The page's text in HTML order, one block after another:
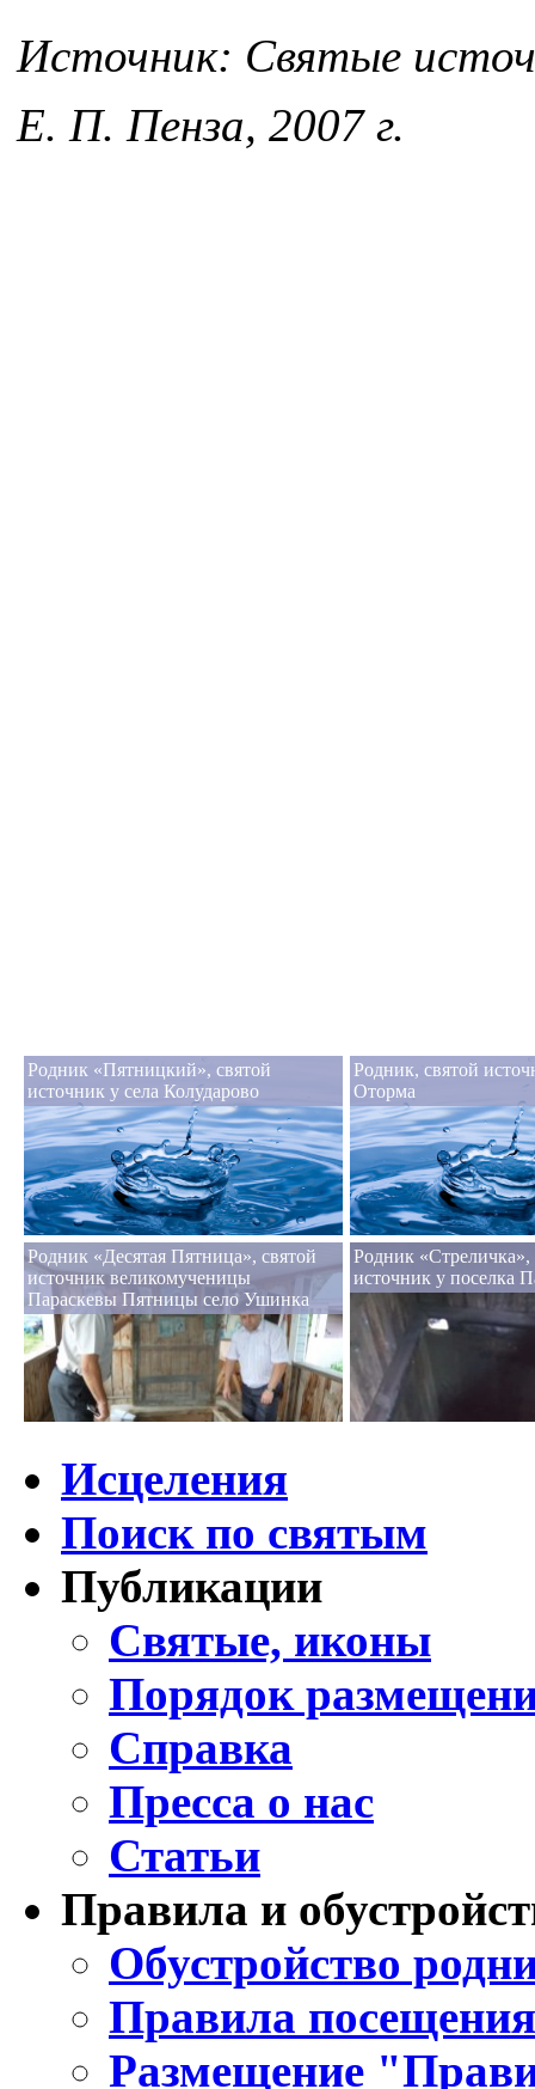
Источник: Святые
Е. П. Пенза, 2007 г.
Родник «Пятницкий», святой
источник у села Колударово
Родник, святой
Оторма
Родник «Десятая Пятница», святой
источник великомученицы
Параскевы Пятницы село Ушинка
Родник «Стреличка»,
источник у поселка
Исцеления
Поиск по святым
Публикации
Святые, иконы
Порядок
Справка
Пресса о нас
Статьи
Правила и
Обустройство
Правила
Размещение